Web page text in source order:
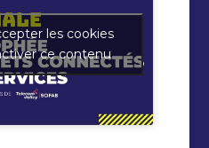
les cookies
ce contenu